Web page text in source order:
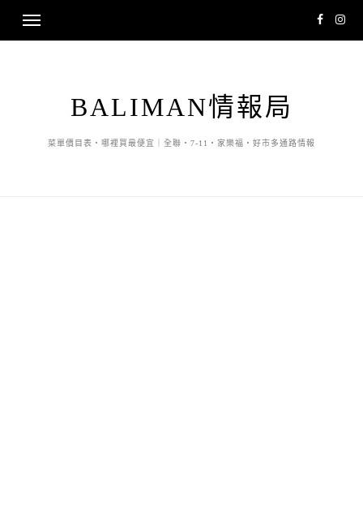
BALIMAN情報局
菜單價目表・哪裡買最便宜｜全聯・7-11・家樂福・好市多通路情報